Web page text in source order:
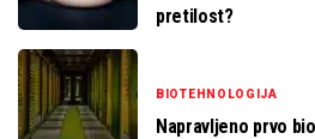
pretilost?
BIOTEHNOLOGIJA
Napravljeno prvo